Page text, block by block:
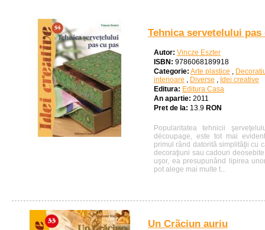
Tehnica servetelului pas
Autor: Vincze Eszter
ISBN: 9786068189918
Categorie: Arte plastice ,
interioare , Diverse , Idei creative
Editura: Editura Casa
An apartie: 2011
Pret de la: 13.9 RON
Popularitatea tehnicii
découpage, este tot mai
primul rând datorită simplităţii cu
decoraţiuni sau cadouri
uşor, ea presupunând lipirea
pot alege mai multe t...
Un Crãciun auriu